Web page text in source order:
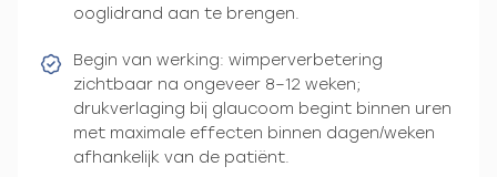
ooglidrand aan te brengen.
Begin van werking: wimperverbetering
zichtbaar na ongeveer 8–12 weken;
drukverlaging bij glaucoom begint binnen uren
met maximale effecten binnen dagen/weken
afhankelijk van de patiënt.